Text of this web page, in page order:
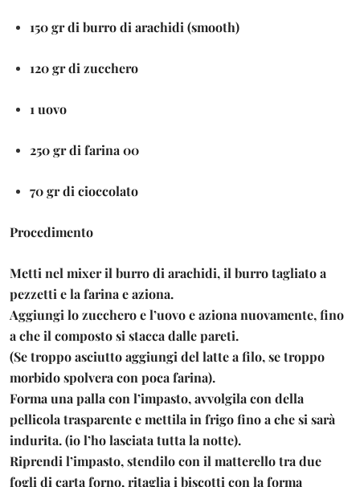
150 gr di burro di arachidi (smooth)
120 gr di zucchero
1 uovo
250 gr di farina 00
70 gr di cioccolato
Procedimento
Metti nel mixer il burro di arachidi, il burro tagliato a
pezzetti e la farina e aziona.
Aggiungi lo zucchero e l’uovo e aziona nuovamente, fino
a che il composto si stacca dalle pareti.
(Se troppo asciutto aggiungi del latte a filo, se troppo
morbido spolvera con poca farina).
Forma una palla con l’impasto, avvolgila con della
pellicola trasparente e mettila in frigo fino a che si sarà
indurita. (io l’ho lasciata tutta la notte).
Riprendi l’impasto, stendilo con il matterello tra due
fogli di carta forno, ritaglia i biscotti con la forma